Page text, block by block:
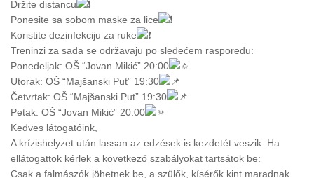
Držite distancu
Ponesite sa sobom maske za lice
Koristite dezinfekciju za ruke
Treninzi za sada se održavaju po sledećem rasporedu:
Ponedeljak: OŠ “Jovan Mikić” 20:00
Utorak: OŠ “Majšanski Put” 19:30
Četvrtak: OŠ “Majšanski Put” 19:30
Petak: OŠ “Jovan Mikić” 20:00
Kedves látogatóink,
A krízishelyzet után lassan az edzések is kezdetét veszik. Ha
ellátogattok kérlek a következő szabályokat tartsátok be:
Csak a falmászók jöhetnek be, a szülők, kísérők kint maradnak